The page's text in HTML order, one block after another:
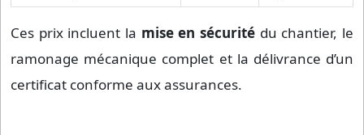
Ces prix incluent la mise en sécurité du chantier, le
ramonage mécanique complet et la délivrance d’un
certificat conforme aux assurances.